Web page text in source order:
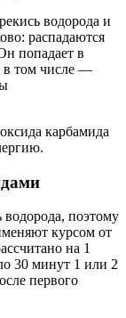
водорода и
распадаются
попадает в
в том числе —
карбамида
поэтому
курсом от
на 1
30 минут 1 или 2
первого